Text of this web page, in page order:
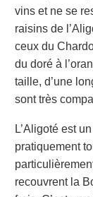
vins et ne se
raisins de
ceux du
du doré à
taille, d’une
sont très
L’Aligoté est
pratiquement
recouvrent la